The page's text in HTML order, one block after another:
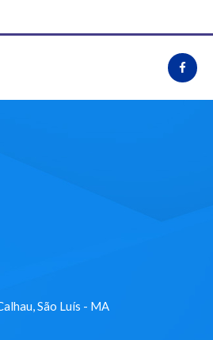
São Luís - MA